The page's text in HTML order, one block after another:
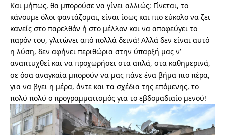
Και μήπως, θα μπορούσε να γίνει αλλιώς; Γίνεται, το
κάνουμε όλοι φαντάζομαι, είναι ίσως και πιο εύκολο να ζει
κανείς στο παρελθόν ή στο μέλλον και να αποφεύγει το
παρόν του, γλιτώνει από πολλά δεινά! Αλλά δεν είναι αυτό
η λύση, δεν αφήνει περιθώρια στην ύπαρξή μας ν’
αναπτυχθεί και να προχωρήσει στα απλά, στα καθημερινά,
σε όσα αναγκαία μπορούν να μας πάνε ένα βήμα πιο πέρα,
για να βγει η μέρα, άντε και τα σχέδια της επόμενης, το
πολύ πολύ ο προγραμματισμός για το εβδομαδιαίο μενού!